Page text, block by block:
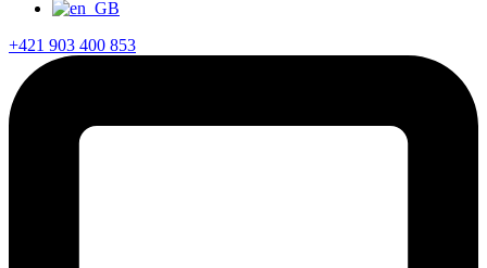
+421 903 400 853